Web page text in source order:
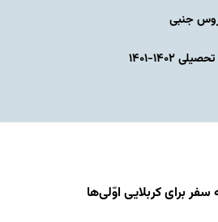
جنبی
۱۴۰۲-۱۴۰۱
برای کربلایی اوّلی‌ها